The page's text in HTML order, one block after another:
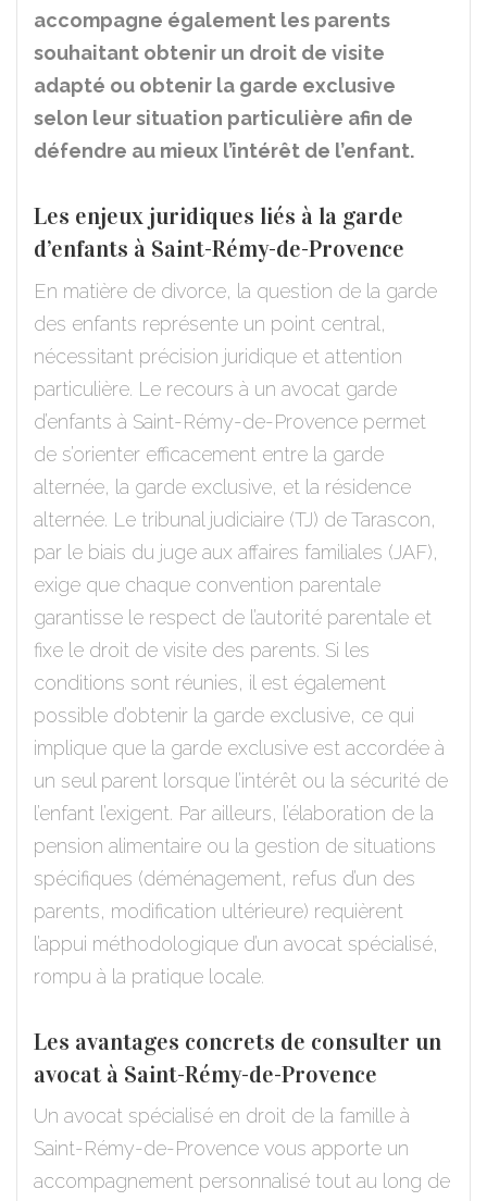
accompagne également les parents
souhaitant obtenir un droit de visite
adapté ou obtenir la garde exclusive
selon leur situation particulière afin de
défendre au mieux l’intérêt de l’enfant.
Les enjeux juridiques liés à la garde
d’enfants à Saint-Rémy-de-Provence
En matière de divorce, la question de la garde
des enfants représente un point central,
nécessitant précision juridique et attention
particulière. Le recours à un avocat garde
d’enfants à Saint-Rémy-de-Provence permet
de s’orienter efficacement entre la garde
alternée, la garde exclusive, et la résidence
alternée. Le tribunal judiciaire (TJ) de Tarascon,
par le biais du juge aux affaires familiales (JAF),
exige que chaque convention parentale
garantisse le respect de l’autorité parentale et
fixe le droit de visite des parents. Si les
conditions sont réunies, il est également
possible d’obtenir la garde exclusive, ce qui
implique que la garde exclusive est accordée à
un seul parent lorsque l’intérêt ou la sécurité de
l’enfant l’exigent. Par ailleurs, l’élaboration de la
pension alimentaire ou la gestion de situations
spécifiques (déménagement, refus d’un des
parents, modification ultérieure) requièrent
l’appui méthodologique d’un avocat spécialisé,
rompu à la pratique locale.
Les avantages concrets de consulter un
avocat à Saint-Rémy-de-Provence
Un avocat spécialisé en droit de la famille à
Saint-Rémy-de-Provence vous apporte un
accompagnement personnalisé tout au long de